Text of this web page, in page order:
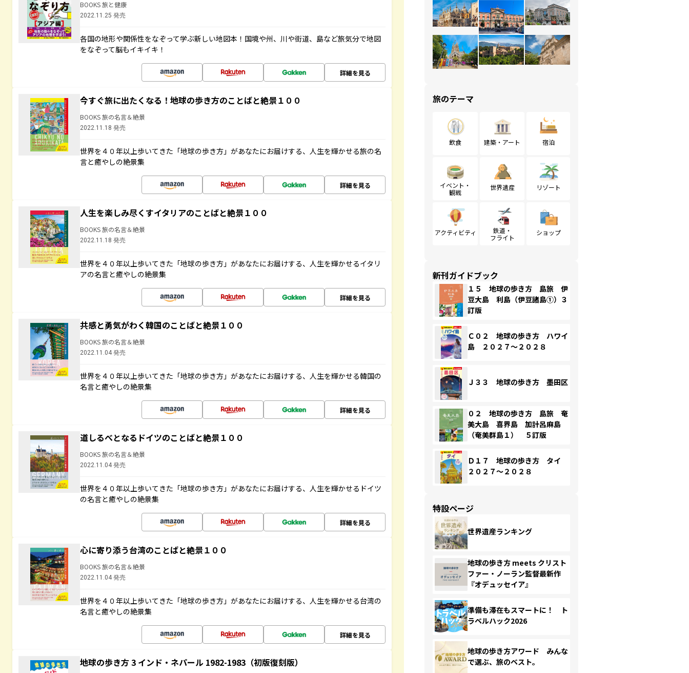
BOOKS 旅と健康
2022.11.25 発売
各国の地形や関係性をなぞって学ぶ新しい地図本！国境や州、川や街道、島など旅気分で地図
をなぞって脳もイキイキ！
詳細を見る
今すぐ旅に出たくなる！地球の歩き方のことばと絶景１００
BOOKS 旅の名言＆絶景
2022.11.18 発売
世界を４０年以上歩いてきた「地球の歩き方」があなたにお届けする、人生を輝かせる旅の名
言と癒やしの絶景集
詳細を見る
人生を楽しみ尽くすイタリアのことばと絶景１００
BOOKS 旅の名言＆絶景
2022.11.18 発売
世界を４０年以上歩いてきた「地球の歩き方」があなたにお届けする、人生を輝かせるイタリ
アの名言と癒やしの絶景集
詳細を見る
共感と勇気がわく韓国のことばと絶景１００
BOOKS 旅の名言＆絶景
2022.11.04 発売
世界を４０年以上歩いてきた「地球の歩き方」があなたにお届けする、人生を輝かせる韓国の
名言と癒やしの絶景集
詳細を見る
道しるべとなるドイツのことばと絶景１００
BOOKS 旅の名言＆絶景
2022.11.04 発売
世界を４０年以上歩いてきた「地球の歩き方」があなたにお届けする、人生を輝かせるドイツ
の名言と癒やしの絶景集
詳細を見る
心に寄り添う台湾のことばと絶景１００
BOOKS 旅の名言＆絶景
2022.11.04 発売
世界を４０年以上歩いてきた「地球の歩き方」があなたにお届けする、人生を輝かせる台湾の
名言と癒やしの絶景集
詳細を見る
地球の歩き方 3 インド・ネパール 1982-1983（初版復刻版）
旅のテーマ
飲食 建築・アート 宿泊
イベント・
観戦
世界遺産 リゾート
アクティビティ
鉄道・
フライト
ショップ
新刊ガイドブック
１５ 地球の歩き方 島旅 伊
豆大島 利島（伊豆諸島①）３
訂版
Ｃ０２ 地球の歩き方 ハワイ
島 ２０２７～２０２８
Ｊ３３ 地球の歩き方 墨田区
０２ 地球の歩き方 島旅 奄
美大島 喜界島 加計呂麻島
（奄美群島１） ５訂版
Ｄ１７ 地球の歩き方 タイ
２０２７～２０２８
特設ページ
世界遺産ランキング
地球の歩き方 meets クリスト
ファー・ノーラン監督最新作
『オデュッセイア』
準備も滞在もスマートに！ ト
ラベルハック2026
地球の歩き方アワード みんな
で選ぶ、旅のベスト。